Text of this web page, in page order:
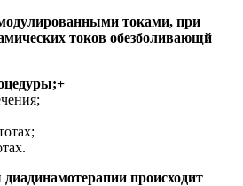
токами, при
токов обезболивающй
происходит